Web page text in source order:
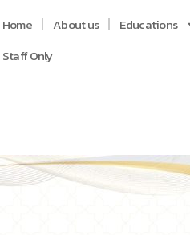
Home About us Educations
Staff Only